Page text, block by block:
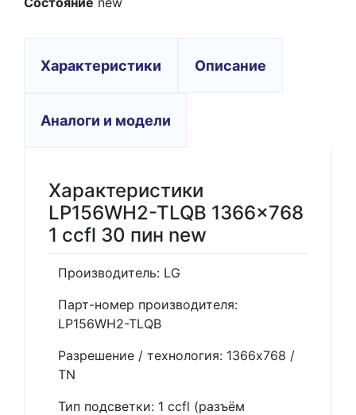
Характеристики Описание
Аналоги и модели
Характеристики
LP156WH2-TLQB 1366x768
1 ccfl 30 пин new
Производитель: LG
Парт-номер производителя:
LP156WH2-TLQB
Разрешение / технология: 1366x768 /
TN
Тип подсветки: 1 ccfl (разъём